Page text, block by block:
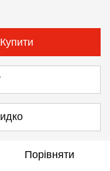
Купити
Порівняти